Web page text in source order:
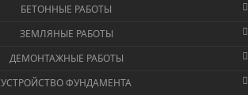
БЕТОННЫЕ РАБОТЫ
ЗЕМЛЯНЫЕ РАБОТЫ
ДЕМОНТАЖНЫЕ РАБОТЫ
УСТРОЙСТВО ФУНДАМЕНТА